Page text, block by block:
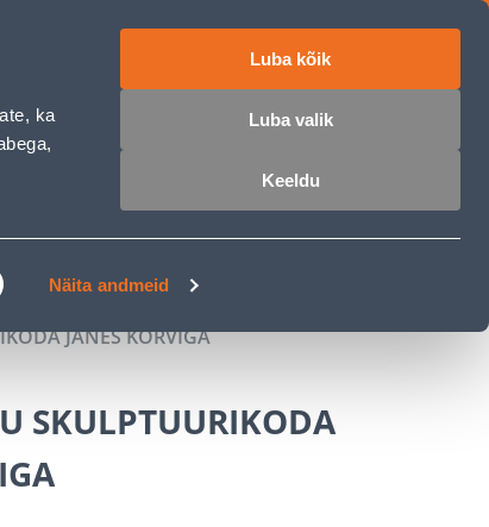
ka
Näita andmeid
Luba kõik
Luba valik
Keeldu
JÄNES KORVIGA
SKULPTUURIKODA